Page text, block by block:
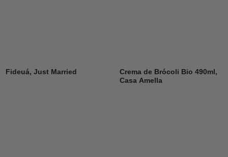
Fideuá, Just Married DESCUENTO45%
Crema de Brócoli Bio 490ml,
Casa Amella